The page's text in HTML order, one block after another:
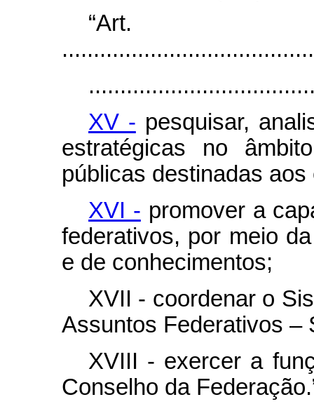
XV - pesquisar,
estratégicas no
públicas destinadas
XVI - promover a
federativos, por meio
e de conhecimentos;
XVII - coordenar o
Assuntos Federativos –
XVIII - exercer a
Conselho da